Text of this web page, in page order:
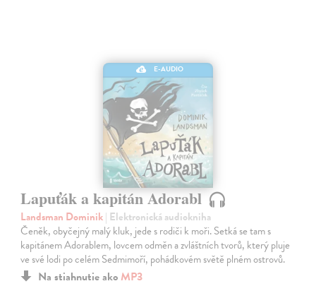
E-AUDIO
Lapuťák a kapitán Adorabl
Landsman Dominik| Elektronická audiokniha
Čeněk, obyčejný malý kluk, jede s rodiči k moři. Setká se tam s
kapitánem Adorablem, lovcem odměn a zvláštních tvorů, který pluje
ve své lodi po celém Sedmimoří, pohádkovém světě plném ostrovů.
Na stiahnutie ako MP3